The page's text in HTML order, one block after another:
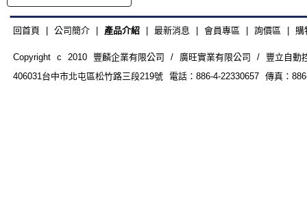
回首頁 公司簡介| 產品介紹| 最新消息 會員專區 詢價區 購
Copyright c 2010 豐麟企業有限公司 / 廣旺實業有限公司 / 豐立自動
406031台中市北屯區松竹路三段219號 電話：886-4-22330657 傳真：